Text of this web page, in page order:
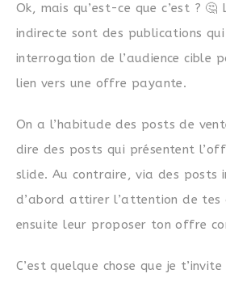
Ok, mais qu’est-ce que c’est ? 🤔
indirecte sont des publications
interrogation de l’audience cible
lien vers une offre payante.
On a l’habitude des posts de
dire des posts qui présentent
slide. Au contraire, via des posts
d’abord attirer l’attention de tes
ensuite leur proposer ton offre
C’est quelque chose que je